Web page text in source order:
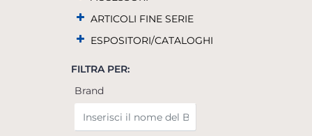
ARTICOLI FINE SERIE
ESPOSITORI/CATALOGHI
FILTRA PER:
Brand